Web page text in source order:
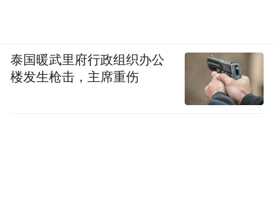
泰国暖武里府行政组织办公
楼发生枪击，主席重伤